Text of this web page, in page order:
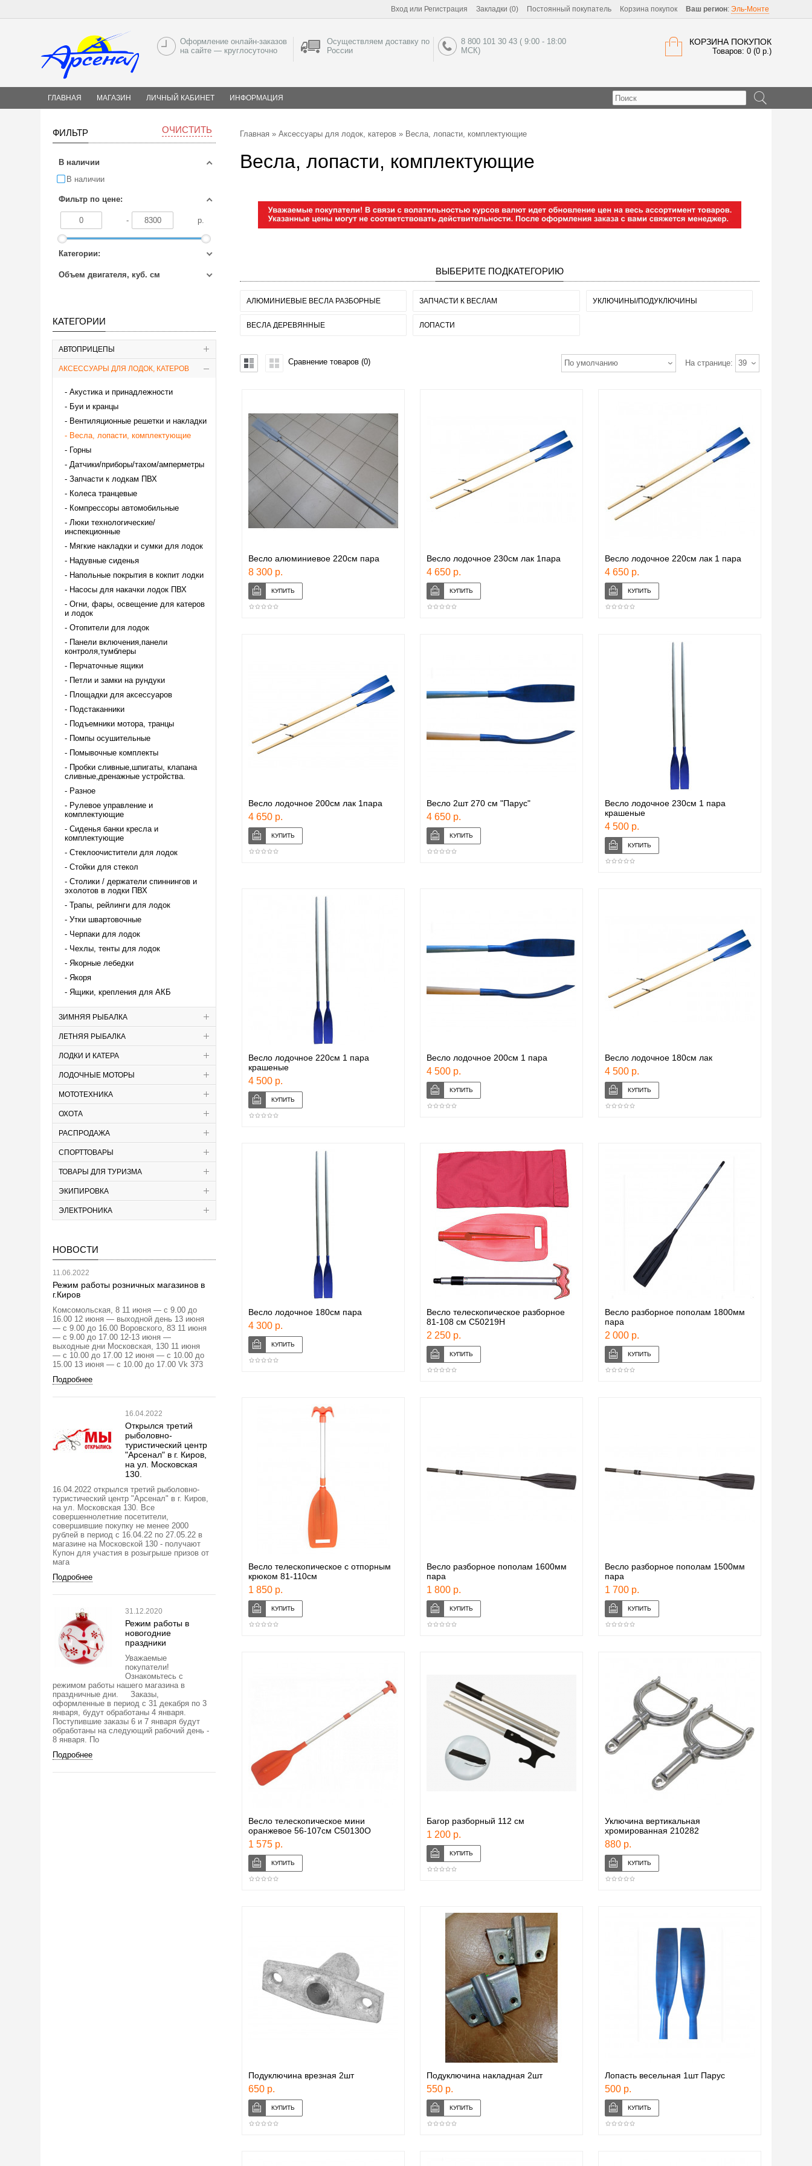
Вход или Регистрация Закладки (0) Постоянный покупатель Корзина покупок Ваш регион: Эль-Монте
КОРЗИНА ПОКУПОК
Товаров: 0 (0 р.)
Оформление онлайн-заказов
на сайте — круглосуточно
Осуществляем доставку по
России
8 800 101 30 43 ( 9:00 - 18:00
МСК)
ГЛАВНАЯ МАГАЗИН ЛИЧНЫЙ КАБИНЕТ ИНФОРМАЦИЯ
ФИЛЬТР ОЧИСТИТЬ
В наличии
В наличии
Фильтр по цене:
- р.
Категории:
Объем двигателя, куб. см
КАТЕГОРИИ
АВТОПРИЦЕПЫ
АКСЕССУАРЫ ДЛЯ ЛОДОК, КАТЕРОВ
Акустика и принадлежности
Буи и кранцы
Вентиляционные решетки и накладки
Весла, лопасти, комплектующие
Горны
Датчики/приборы/тахом/амперметры
Запчасти к лодкам ПВХ
Колеса транцевые
Компрессоры автомобильные
Люки технологические/
инспекционные
Мягкие накладки и сумки для лодок
Надувные сиденья
Напольные покрытия в кокпит лодки
Насосы для накачки лодок ПВХ
Огни, фары, освещение для катеров
и лодок
Отопители для лодок
Панели включения,панели
контроля,тумблеры
Перчаточные ящики
Петли и замки на рундуки
Площадки для аксессуаров
Подстаканники
Подъемники мотора, транцы
Помпы осушительные
Помывочные комплекты
Пробки сливные,шпигаты, клапана
сливные,дренажные устройства.
Разное
Рулевое управление и
комплектующие
Сиденья банки кресла и
комплектующие
Стеклоочистители для лодок
Стойки для стекол
Столики / держатели спиннингов и
эхолотов в лодки ПВХ
Трапы, рейлинги для лодок
Утки швартовочные
Черпаки для лодок
Чехлы, тенты для лодок
Якорные лебедки
Якоря
Ящики, крепления для АКБ
ЗИМНЯЯ РЫБАЛКА
ЛЕТНЯЯ РЫБАЛКА
ЛОДКИ И КАТЕРА
ЛОДОЧНЫЕ МОТОРЫ
МОТОТЕХНИКА
ОХОТА
РАСПРОДАЖА
СПОРТТОВАРЫ
ТОВАРЫ ДЛЯ ТУРИЗМА
ЭКИПИРОВКА
ЭЛЕКТРОНИКА
НОВОСТИ
11.06.2022
Режим работы розничных магазинов в
г.Киров
Комсомольская, 8 11 июня — с 9.00 до
16.00 12 июня — выходной день 13 июня
— с 9.00 до 16.00 Воровского, 83 11 июня
— с 9.00 до 17.00 12-13 июня —
выходные дни Московская, 130 11 июня
— с 10.00 до 17.00 12 июня — с 10.00 до
15.00 13 июня — с 10.00 до 17.00 Vk 373
Подробнее
16.04.2022
Открылся третий
рыболовно-
туристический центр
"Арсенал" в г. Киров,
на ул. Московская
130.
16.04.2022 открылся третий рыболовно-
туристический центр "Арсенал" в г. Киров,
на ул. Московская 130. Все
совершеннолетние посетители,
совершившие покупку не менее 2000
рублей в период с 16.04.22 по 27.05.22 в
магазине на Московской 130 - получают
Купон для участия в розыгрыше призов от
мага
Подробнее
31.12.2020
Режим работы в
новогодние
праздники
Уважаемые
покупатели!
Ознакомьтесь с
режимом работы нашего магазина в
праздничные дни. Заказы,
оформленные в период с 31 декабря по 3
января, будут обработаны 4 января.
Поступившие заказы 6 и 7 января будут
обработаны на следующий рабочий день -
8 января. По
Подробнее
Главная » Аксессуары для лодок, катеров » Весла, лопасти, комплектующие
Весла, лопасти, комплектующие
ВЫБЕРИТЕ ПОДКАТЕГОРИЮ
АЛЮМИНИЕВЫЕ ВЕСЛА РАЗБОРНЫЕ
ВЕСЛА ДЕРЕВЯННЫЕ
ЗАПЧАСТИ К ВЕСЛАМ
ЛОПАСТИ
УКЛЮЧИНЫ/ПОДУКЛЮЧИНЫ
На странице: 39
По умолчанию
Сравнение товаров (0)
Весло алюминиевое 220см пара
8 300 р.
Весло лодочное 230см лак 1пара
4 650 р.
Весло лодочное 220см лак 1 пара
4 650 р.
Весло лодочное 200см лак 1пара
4 650 р.
Весло 2шт 270 см "Парус"
4 650 р.
Весло лодочное 230см 1 пара
крашеные
4 500 р.
Весло лодочное 220см 1 пара
крашеные
4 500 р.
Весло лодочное 200см 1 пара
4 500 р.
Весло лодочное 180см лак
4 500 р.
Весло лодочное 180см пара
4 300 р.
Весло телескопическое разборное
81-108 см C50219H
2 250 р.
Весло разборное пополам 1800мм
пара
2 000 р.
Весло телескопическое с отпорным
крюком 81-110см
1 850 р.
Весло разборное пополам 1600мм
пара
1 800 р.
Весло разборное пополам 1500мм
пара
1 700 р.
Весло телескопическое мини
оранжевое 56-107см C50130O
1 575 р.
Багор разборный 112 см
1 200 р.
Уключина вертикальная
хромированная 210282
880 р.
Подуключина врезная 2шт
650 р.
Подуключина накладная 2шт
550 р.
Лопасть весельная 1шт Парус
500 р.